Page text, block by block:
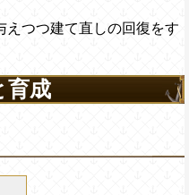
えつつ建て直しの回復をす
育成